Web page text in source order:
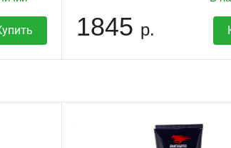
1845 р.